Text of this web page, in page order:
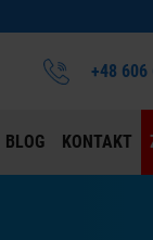
+48 606
BLOG KONTAKT